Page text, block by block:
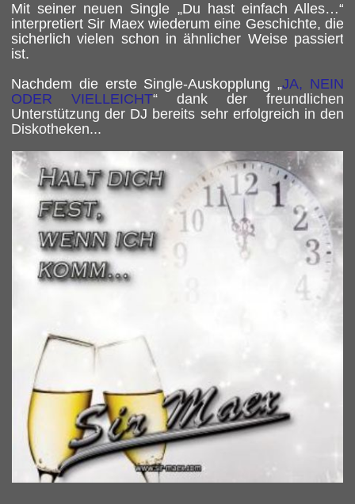
Mit seiner neuen Single „Du hast einfach Alles…“
interpretiert Sir Maex wiederum eine Geschichte, die
sicherlich vielen schon in ähnlicher Weise passiert
ist.
Nachdem die erste Single-Auskopplung „JA, NEIN
ODER VIELLEICHT“ dank der freundlichen
Unterstützung der DJ bereits sehr erfolgreich in den
Diskotheken...